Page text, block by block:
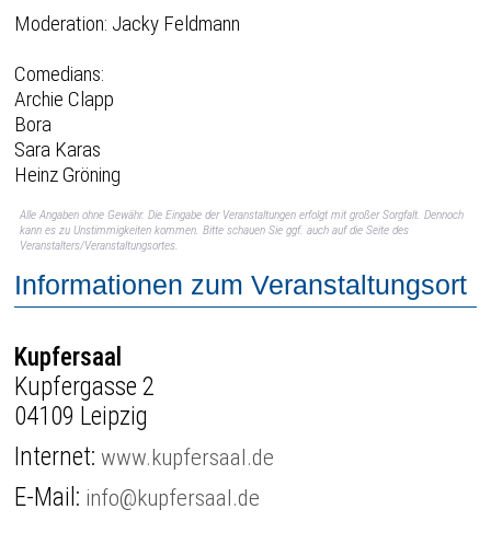
Moderation: Jacky Feldmann
Comedians:
Archie Clapp
Bora
Sara Karas
Heinz Gröning
Alle Angaben ohne Gewähr. Die Eingabe der Veranstaltungen erfolgt mit großer Sorgfalt. Dennoch
kann es zu Unstimmigkeiten kommen. Bitte schauen Sie ggf. auch auf die Seite des
Veranstalters/Veranstaltungsortes.
Informationen zum Veranstaltungsort
Kupfersaal
Kupfergasse 2
04109 Leipzig
Internet:www.kupfersaal.de
E-Mail: info@kupfersaal.de